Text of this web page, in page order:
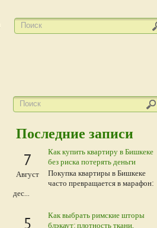
Последние записи
7
Август
Как купить квартиру в Бишкеке
без риска потерять деньги
Покупка квартиры в Бишкеке
часто превращается в марафон:
дес...
5
Как выбрать римские шторы
блэкаут: плотность ткани,